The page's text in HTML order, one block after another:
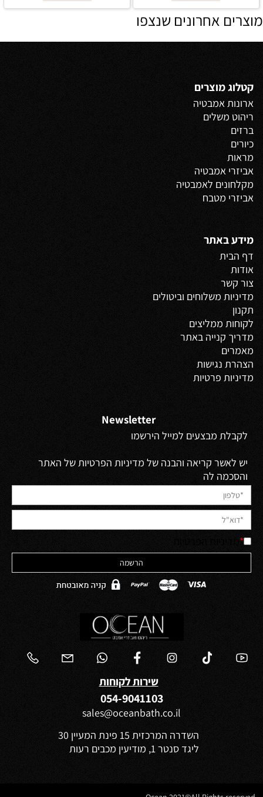
מוצרים אחרונים שנצפו
קטלוג מוצרים
ארונות אמבטיה
ריהוט משלים
ברזים
כיורים
מראות
אביזרי אמבטיה
מקלחונים לאמבטיה
אביזרי מטבח
מידע באתר
דף הבית
אודות
צור קשר
מדיניות משלוחים וביטולים
תקנון
לקוחות ממליצים
מדריך קנייה באתר
מאמרים
הצהרת נגישות
מדיניות פרטיות
Newsletter
לקבלת מבצעים למייל הירשמו
יש לאשר קריאה והבנה של מדיניות הפרטיות של האתר
והסכמה לה
*
שירות לקוחות
054-9041103
sales@oceanbath.co.il
השדרה המרכזית 15 פינת המעיין 30
ליגד סנטר 1, מודיעין מכבים רעות